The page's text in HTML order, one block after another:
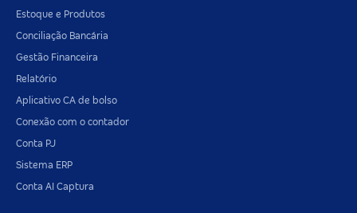
Estoque e Produtos
Conciliação Bancária
Gestão Financeira
Relatório
Aplicativo CA de bolso
Conexão com o contador
Conta PJ
Sistema ERP
Conta AI Captura